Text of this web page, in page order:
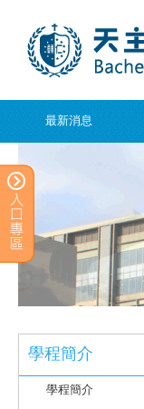
最新消息
學程簡介
學程簡介